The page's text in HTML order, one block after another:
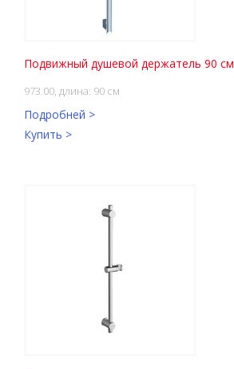
Подвижный душевой держатель 90 см
973.00, длина: 90 см
Подробней >
Купить >